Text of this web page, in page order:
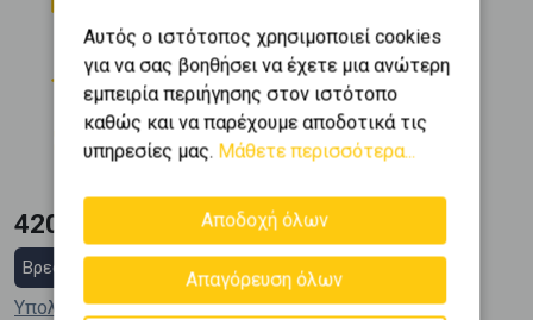
Όροφος
7 (7ος)
Θέση Στάθμευσης
1
Εμβαδόν
90 m2
Κατασκευή
2008
420.000 €
Βρες στεγαστικό δάνειο
Υπολόγισε τη δόση μου
Αυτός ο ιστότοπος χρησιμοποιεί cookies
για να σας βοηθήσει να έχετε μια ανώτερη
εμπειρία περιήγησης στον ιστότοπο
καθώς και να παρέχουμε αποδοτικά τις
υπηρεσίες μας. Μάθετε περισσότερα...
Αποδοχή όλων
Απαγόρευση όλων